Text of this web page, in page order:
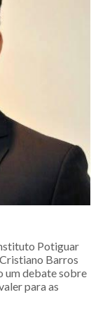
Potiguar
Barros
um debate sobre
para as